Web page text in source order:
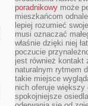
poradnikowy może
mieszkańcom
lepiej rozumieć
musi oznaczać
właśnie dzięki niej
poczucie
jest również kontakt
naturalnym rytmem
takie miejsce
nich oferuje większy
spokojniejsze